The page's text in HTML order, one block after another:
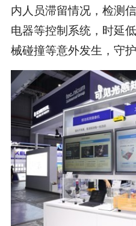
内人员滞留情况，检测
电器等控制系统，时延
械碰撞等意外发生，守护